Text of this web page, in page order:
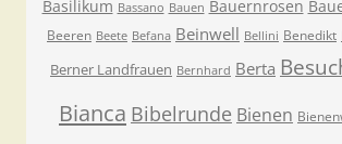
Basilikum Bassano Bauen Bauernrosen
Beeren Beete Befana Beinwell Bellini Benedikt
Berner Landfrauen Bernhard Berta
Bianca Bibelrunde Bienen